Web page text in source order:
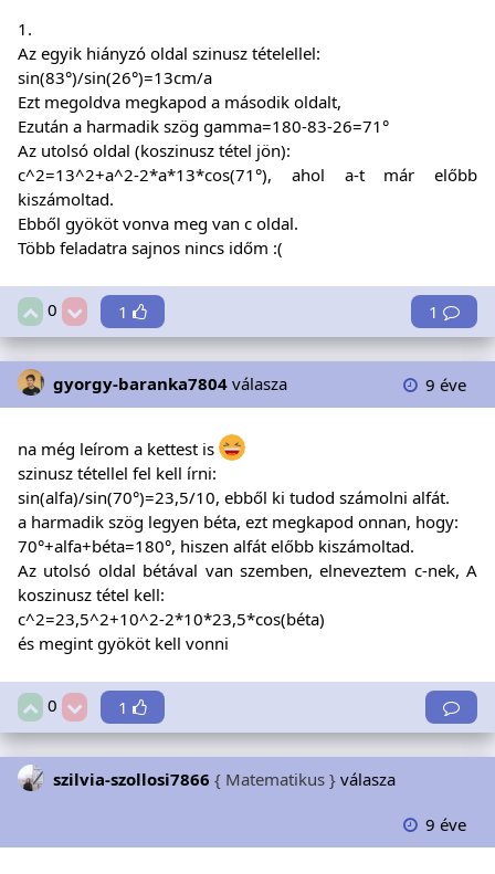
1.
Az egyik hiányzó oldal szinusz tételellel:
sin(83°)/sin(26°)=13cm/a
Ezt megoldva megkapod a második oldalt,
Ezután a harmadik szög gamma=180-83-26=71°
Az utolsó oldal (koszinusz tétel jön):
c^2=13^2+a^2-2*a*13*cos(71°), ahol a-t már előbb
kiszámoltad.
Ebből gyököt vonva meg van c oldal.
Több feladatra sajnos nincs időm :(
0 1 1
gyorgy-baranka7804 válasza 9 éve
na még leírom a kettest is
szinusz tétellel fel kell írni:
sin(alfa)/sin(70°)=23,5/10, ebből ki tudod számolni alfát.
a harmadik szög legyen béta, ezt megkapod onnan, hogy:
70°+alfa+béta=180°, hiszen alfát előbb kiszámoltad.
Az utolsó oldal bétával van szemben, elneveztem c-nek, A
koszinusz tétel kell:
c^2=23,5^2+10^2-2*10*23,5*cos(béta)
és megint gyököt kell vonni
0 1
szilvia-szollosi7866 { Matematikus } válasza
9 éve